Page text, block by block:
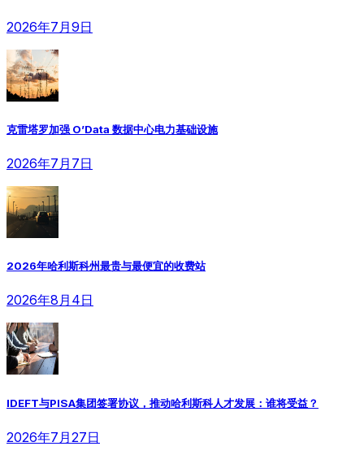
2026年7月9日
克雷塔罗加强 O’Data 数据中心电力基础设施
2026年7月7日
2026年哈利斯科州最贵与最便宜的收费站
2026年8月4日
IDEFT与PISA集团签署协议，推动哈利斯科人才发展：谁将受益？
2026年7月27日